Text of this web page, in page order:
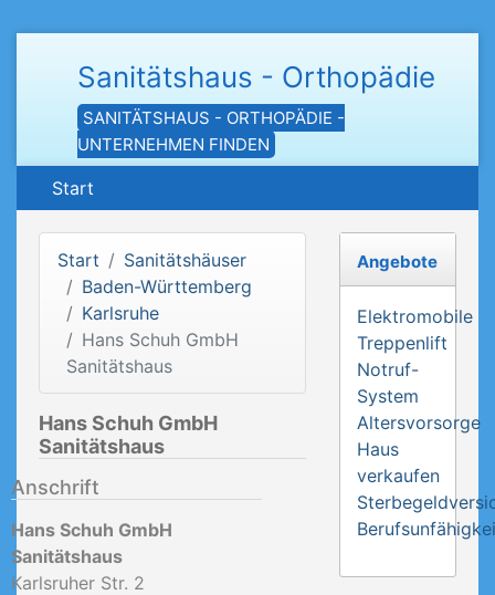
Sanitätshaus - Orthopädie
SANITÄTSHAUS - ORTHOPÄDIE -
UNTERNEHMEN FINDEN
Start
Start
Sanitätshäuser
Baden-Württemberg
Karlsruhe
Hans Schuh GmbH
Sanitätshaus
Hans Schuh GmbH
Sanitätshaus
Anschrift
Hans Schuh GmbH
Sanitätshaus
Karlsruher Str. 2
Angebote
Elektromobile
Treppenlift
Notruf-
System
Altersvorsorge
Haus
verkaufen